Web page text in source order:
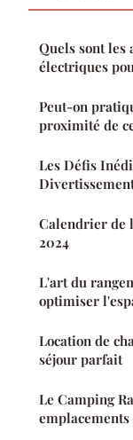
Quels sont les
électriques
Peut-on
proximité de
Les Défis
Calendrier de
2024
L'art du
optimiser
Location de
séjour parfait
Le Camping
emplacements